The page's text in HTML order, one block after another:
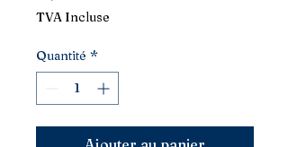
TVA Incluse
Quantité *